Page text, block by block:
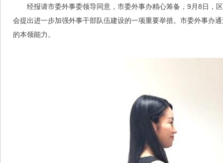
经报请市委外事委领导同意，市委外事办精心筹备，9月8日，
会提出进一步加强外事干部队伍建设的一项重要举措。市委外事办
的本领能力。